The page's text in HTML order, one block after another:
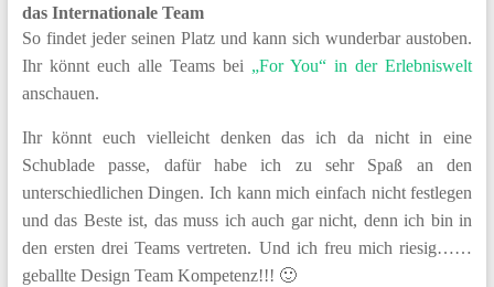
das Internationale Team
So findet jeder seinen Platz und kann sich wunderbar austoben.
Ihr könnt euch alle Teams bei „For You“ in der Erlebniswelt
anschauen.
Ihr könnt euch vielleicht denken das ich da nicht in eine
Schublade passe, dafür habe ich zu sehr Spaß an den
unterschiedlichen Dingen. Ich kann mich einfach nicht festlegen
und das Beste ist, das muss ich auch gar nicht, denn ich bin in
den ersten drei Teams vertreten. Und ich freu mich riesig……
geballte Design Team Kompetenz!!! 🙂